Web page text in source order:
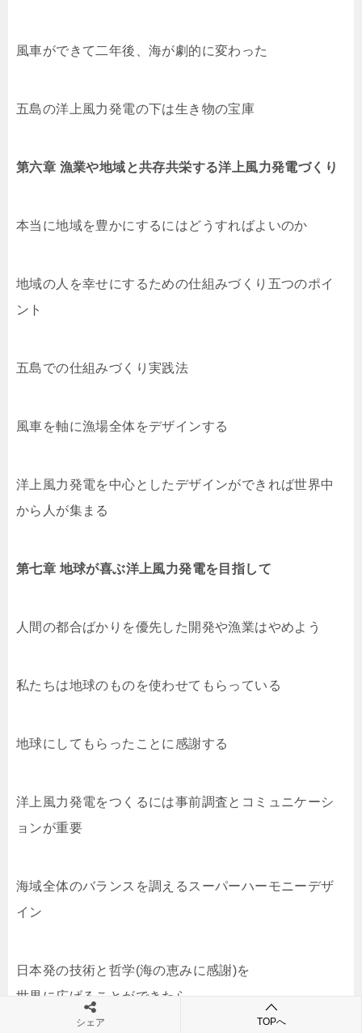
風車ができて二年後、海が劇的に変わった
五島の洋上風力発電の下は生き物の宝庫
第六章 漁業や地域と共存共栄する洋上風力発電づくり
本当に地域を豊かにするにはどうすればよいのか
地域の人を幸せにするための仕組みづくり五つのポイ
ント
五島での仕組みづくり実践法
風車を軸に漁場全体をデザインする
洋上風力発電を中心としたデザインができれば世界中
から人が集まる
第七章 地球が喜ぶ洋上風力発電を目指して
人間の都合ばかりを優先した開発や漁業はやめよう
私たちは地球のものを使わせてもらっている
地球にしてもらったことに感謝する
洋上風力発電をつくるには事前調査とコミュニケーシ
ョンが重要
海域全体のバランスを調えるスーパーハーモニーデザ
イン
日本発の技術と哲学(海の恵みに感謝)を
世界に広げることができたら
シェア TOPへ